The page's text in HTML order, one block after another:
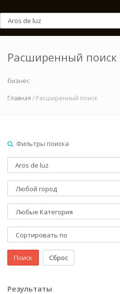
Расширенный поиск
бизнес
Главная / Расширенный поиск
Фильтры поиска
Поиск Сброс
Результаты